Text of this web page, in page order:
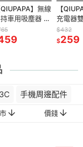
QIUPAPA】無線
車用吸塵器 手
塵器 無線吸塵
車用吸塵器無線
【
充電器
車充
車載充
$432
$259
微豆
監視
影機
【QIUPAPA】
ADATA 威剛記憶
卡 microSDHC
UHS-I U1 16G記憶
手機周邊配件
價錢